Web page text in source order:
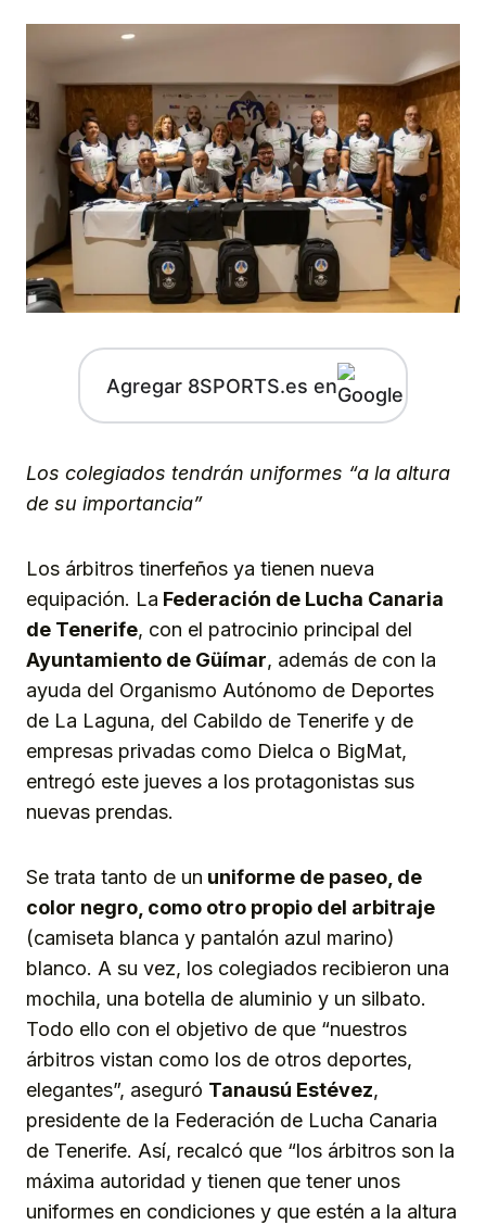
Agregar 8SPORTS.es en
Los colegiados tendrán uniformes “a la altura
de su importancia”
Los árbitros tinerfeños ya tienen nueva
equipación. La Federación de Lucha Canaria
de Tenerife, con el patrocinio principal del
Ayuntamiento de Güímar, además de con la
ayuda del Organismo Autónomo de Deportes
de La Laguna, del Cabildo de Tenerife y de
empresas privadas como Dielca o BigMat,
entregó este jueves a los protagonistas sus
nuevas prendas.
Se trata tanto de un uniforme de paseo, de
color negro, como otro propio del arbitraje
(camiseta blanca y pantalón azul marino)
blanco. A su vez, los colegiados recibieron una
mochila, una botella de aluminio y un silbato.
Todo ello con el objetivo de que “nuestros
árbitros vistan como los de otros deportes,
elegantes”, aseguró Tanausú Estévez,
presidente de la Federación de Lucha Canaria
de Tenerife. Así, recalcó que “los árbitros son la
máxima autoridad y tienen que tener unos
uniformes en condiciones y que estén a la altura